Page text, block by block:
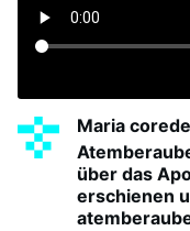
Maria
über das
erschienen